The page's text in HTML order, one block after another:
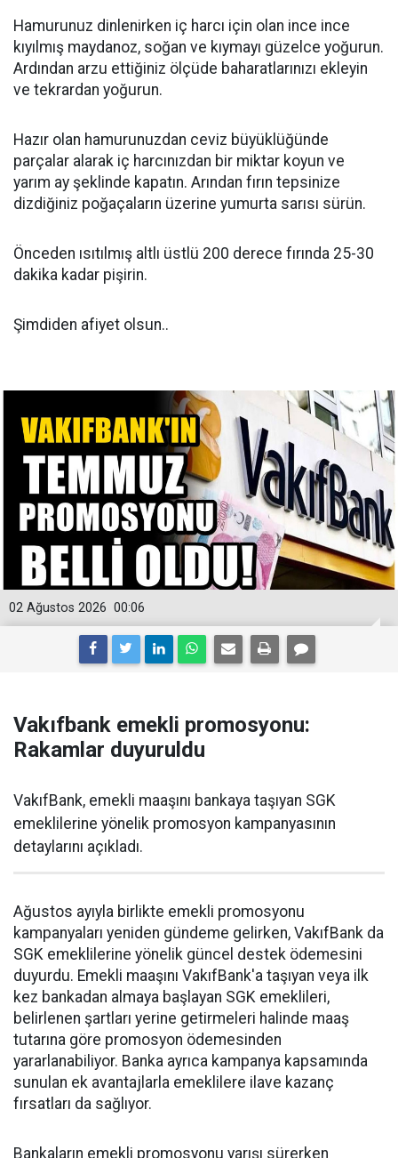
Hamurunuz dinlenirken iç harcı için olan ince ince
kıyılmış maydanoz, soğan ve kıymayı güzelce yoğurun.
Ardından arzu ettiğiniz ölçüde baharatlarınızı ekleyin
ve tekrardan yoğurun.
Hazır olan hamurunuzdan ceviz büyüklüğünde
parçalar alarak iç harcınızdan bir miktar koyun ve
yarım ay şeklinde kapatın. Arından fırın tepsinize
dizdiğiniz poğaçaların üzerine yumurta sarısı sürün.
Önceden ısıtılmış altlı üstlü 200 derece fırında 25-30
dakika kadar pişirin.
Şimdiden afiyet olsun..
00:06
02 Ağustos 2026
Vakıfbank emekli promosyonu:
Rakamlar duyuruldu
VakıfBank, emekli maaşını bankaya taşıyan SGK
emeklilerine yönelik promosyon kampanyasının
detaylarını açıkladı.
Ağustos ayıyla birlikte emekli promosyonu
kampanyaları yeniden gündeme gelirken, VakıfBank da
SGK emeklilerine yönelik güncel destek ödemesini
duyurdu. Emekli maaşını VakıfBank'a taşıyan veya ilk
kez bankadan almaya başlayan SGK emeklileri,
belirlenen şartları yerine getirmeleri halinde maaş
tutarına göre promosyon ödemesinden
yararlanabiliyor. Banka ayrıca kampanya kapsamında
sunulan ek avantajlarla emeklilere ilave kazanç
fırsatları da sağlıyor.
Bankaların emekli promosyonu yarışı sürerken